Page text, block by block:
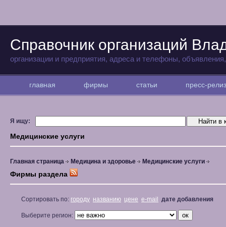
Справочник организаций
организации и предприятия, адреса и телефоны,
главная фирмы статьи пресс-
Я ищу:
Медицинские услуги
Главная страница Медицина и здоровье Медицинские услуги
Фирмы раздела
Сортировать по: городу названию цене e-mail дате добавления
Выберите регион: